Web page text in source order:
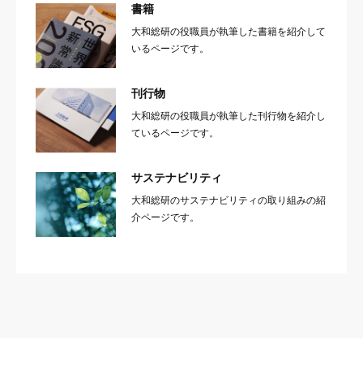
書籍
大和総研の役職員が執筆した書籍を紹介して
いるページです。
刊行物
大和総研の役職員が執筆した刊行物を紹介し
ているページです。
サステナビリティ
大和総研のサステナビリティの取り組みの紹
介ページです。